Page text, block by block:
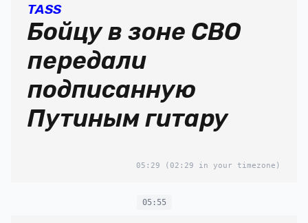
TASS
Бойцу в зоне СВО
передали
подписанную
Путиным гитару
05:29 (02:29 in your timezone)
05:55